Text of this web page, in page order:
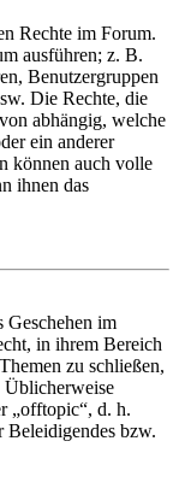
Rechte im Forum.
ausführen; z. B.
Benutzergruppen
Die Rechte, die
abhängig, welche
ein anderer
können auch volle
ihnen das
Geschehen im
in ihrem Bereich
zu schließen,
Üblicherweise
„offtopic“, d. h.
Beleidigendes bzw.